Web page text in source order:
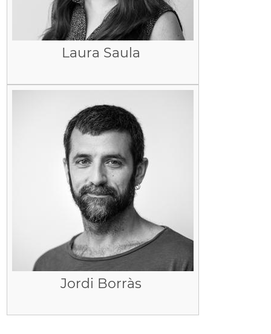
Laura Saula
Jordi Borràs